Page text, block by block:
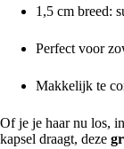
1,5 cm breed:
Perfect voor
Makkelijk te
Of je je haar nu los,
kapsel draagt, deze